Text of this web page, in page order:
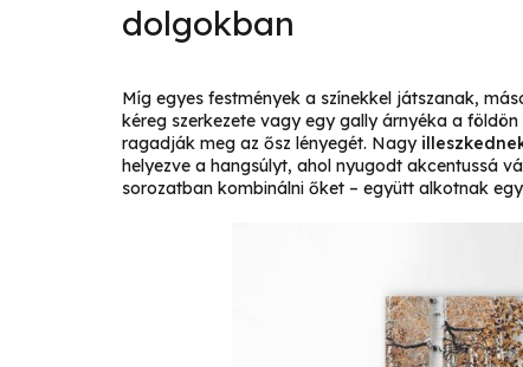
dolgokban
Míg egyes festmények a színekkel játszanak,
kéreg szerkezete vagy egy gally árnyéka a
ragadják meg az ősz lényegét. Nagy
helyezve a hangsúlyt, ahol nyugodt akcentussá
sorozatban kombinálni őket – együtt alkotnak